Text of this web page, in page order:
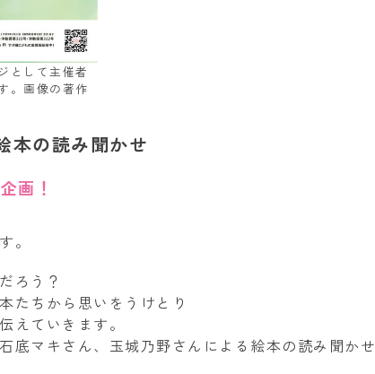
として主催者
。画像の著作
本の読み聞かせ
画！
。
ろう？
たちから思いをうけとり
えていきます。
底マキさん、玉城乃野さんによる絵本の読み聞かせ